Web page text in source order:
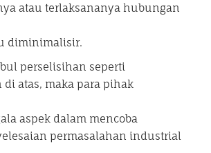
atau terlaksananya hubungan
diminimalisir.
perselisihan seperti
atas, maka para pihak
aspek dalam mencoba
permasalahan industrial